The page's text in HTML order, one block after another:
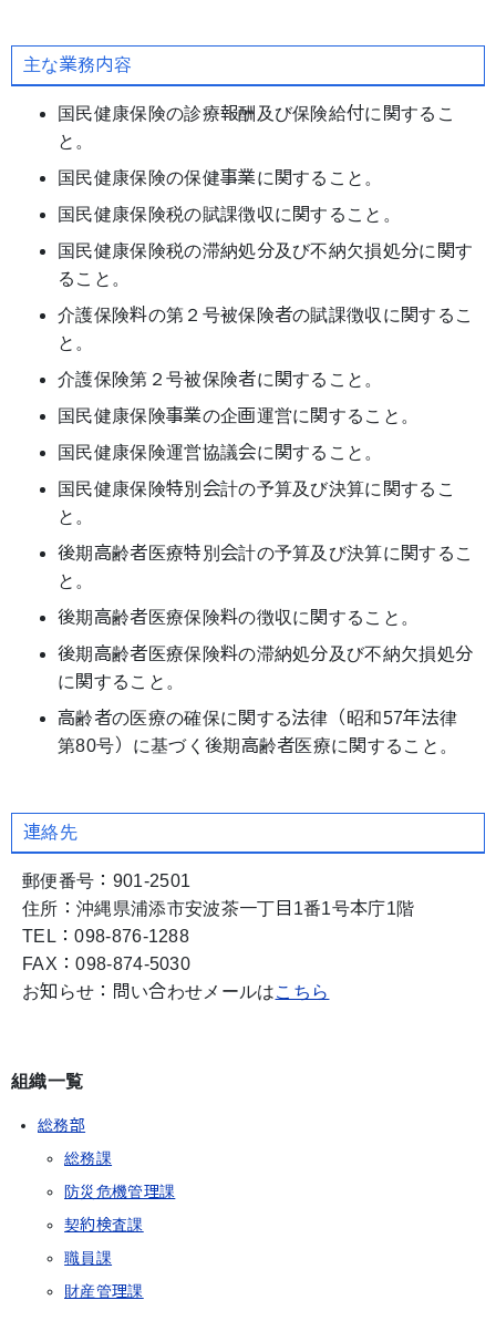
主な業務内容
国民健康保険の診療報酬及び保険給付に関するこ
と。
国民健康保険の保健事業に関すること。
国民健康保険税の賦課徴収に関すること。
国民健康保険税の滞納処分及び不納欠損処分に関す
ること。
介護保険料の第２号被保険者の賦課徴収に関するこ
と。
介護保険第２号被保険者に関すること。
国民健康保険事業の企画運営に関すること。
国民健康保険運営協議会に関すること。
国民健康保険特別会計の予算及び決算に関するこ
と。
後期高齢者医療特別会計の予算及び決算に関するこ
と。
後期高齢者医療保険料の徴収に関すること。
後期高齢者医療保険料の滞納処分及び不納欠損処分
に関すること。
高齢者の医療の確保に関する法律（昭和57年法律
第80号）に基づく後期高齢者医療に関すること。
連絡先
郵便番号：901-2501
住所：沖縄県浦添市安波茶一丁目1番1号本庁1階
TEL：098-876-1288
FAX：098-874-5030
お知らせ：問い合わせメールはこちら
組織一覧
総務部
総務課
防災危機管理課
契約検査課
職員課
財産管理課